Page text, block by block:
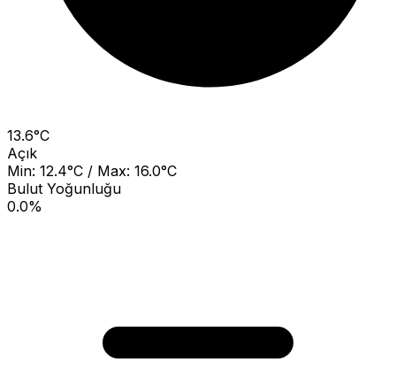
13.6°C
Açık
Min: 12.4°C / Max: 16.0°C
Bulut Yoğunluğu
0.0%